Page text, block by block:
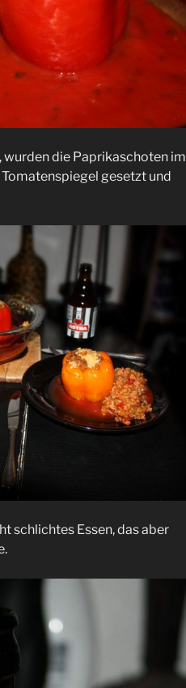
wurden die Paprikaschoten im
gesetzt und
schlichtes Essen, das aber